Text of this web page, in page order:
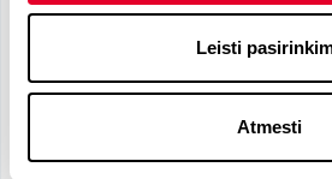
Leisti
Atmesti
Reikalingi įgūdžiai